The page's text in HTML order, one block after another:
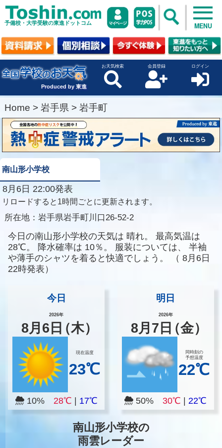
予備校・大学受験の東進ドットコム MENU
Produced by 東進
お天気検索 会員登録 ログイン
Home > 岩手県 > 岩手町
南山形小学校
8月6日 22:00発表
リロードすると1時間ごとに更新されます。
所在地： 岩手県岩手町川口26-52-2
今日の南山形小学校の天気は 晴れ。
最高気温は
28℃。
降水確率は 10％。 服装については、
半袖
や薄手のシャツを着ると快適でしょう。
（ 8月6日
22時発表）
今日
2026年
8月 6 日（木）
現在温度
23℃
10% 28℃ 17℃
明日
2026年
8月 7 日（金）
同時刻の
予想温度
22℃
50%30℃ |22℃
南山形小学校の
雨雲レーダー